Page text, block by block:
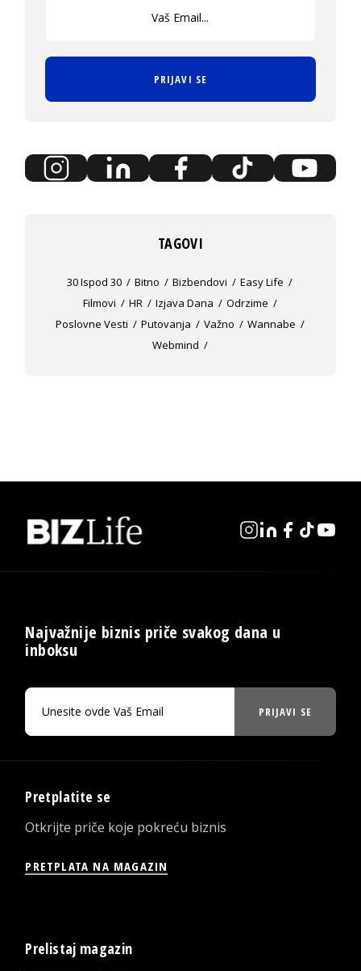
PRIJAVI SE
TAGOVI
30 Ispod 30 Bitno Bizbendovi
Easy Life
Filmovi
HR Izjava Dana
Odrzime
Poslovne Vesti
Putovanja Važno
Wannabe
Webmind
Najvažnije biznis priče svakog dana u
inboksu
PRIJAVI SE
Pretplatite se
Otkrijte priče koje pokreću biznis
PRETPLATA NA MAGAZIN
Prelistaj magazin